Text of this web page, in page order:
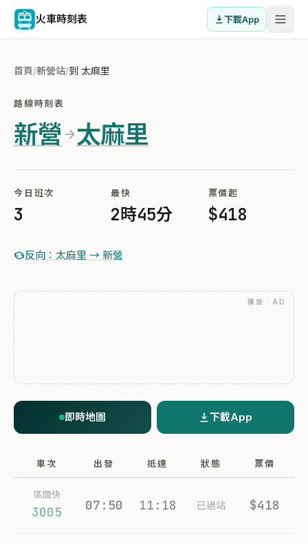
火車時刻表 下載App
首頁/新營站/到 太麻里
路線時刻表
新營 太麻里
今日班次
3
最快
2時45分
票價起
$418
反向：太麻里 → 新營
廣告 · AD
即時地圖 下載App
車次 出發 抵達 狀態 票價
區間快
3005 07:50 11:18 已過站 $418